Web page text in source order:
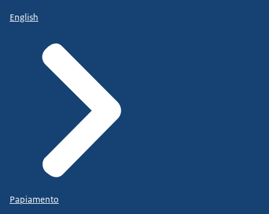
English
Papiamento